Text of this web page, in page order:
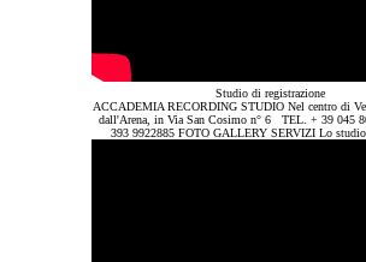
Studio di registrazione
ACCADEMIA RECORDING STUDIO Nel centro di
dall'Arena, in Via San Cosimo n° 6 TEL. + 39 045
393 9922885 FOTO GALLERY SERVIZI Lo